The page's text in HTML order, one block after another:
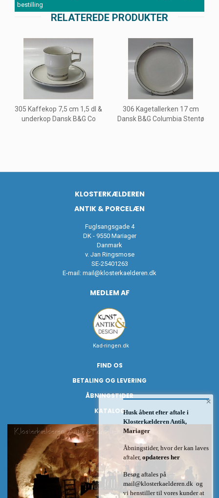
bestilling
RELATEREDE PRODUKTER
305 Kaffekop 7,5 cm 1,5 dl &
underkop Dansk B&G Co
306 Kagetallerken 17 cm
Dansk B&G Columbia Stentø
KLOSTERKÆLDEREN
ANTIK & PORCELÆN
Fuglsangsgade 4
DK - 9550 Mariager
Danmark
v. Jan Ringsmose
SE-25401263
E-mail: mail@klosterkaelderen.dk
MEDLEM AF
Kad-ringen.dk
FIND OS
BETALING OG LEVERING
ÅBNINGSTIDER
KATALOG
×
Husk åbent efter aftale i
Klosterkælderen Antik,
Mariager
Åbningstider, hvor der kan laves
aftaler, opdateres her
Besøg aftales på
mail@klosterkaelderen.dk og
vi henstiller til vores kunder at